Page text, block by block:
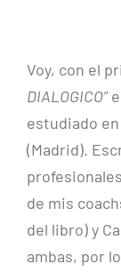
Voy, con el
DIALOGICO”
estudiado
(Madrid).
de mis
del libro) y
ambas, por